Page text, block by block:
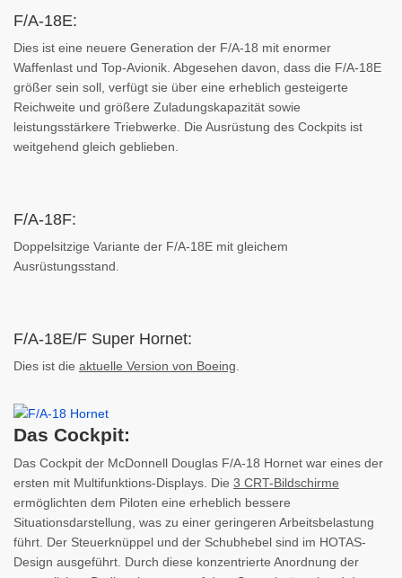
F/A-18E:
Dies ist eine neuere Generation der F/A-18 mit enormer
Waffenlast und Top-Avionik. Abgesehen davon, dass die F/A-18E
größer sein soll, verfügt sie über eine erheblich gesteigerte
Reichweite und größere Zuladungskapazität sowie
leistungsstärkere Triebwerke. Die Ausrüstung des Cockpits ist
weitgehend gleich geblieben.
F/A-18F:
Doppelsitzige Variante der F/A-18E mit gleichem
Ausrüstungsstand.
F/A-18E/F Super Hornet:
Dies ist die aktuelle Version von Boeing
Das Cockpit:
Das Cockpit der McDonnell Douglas F/A-18 Hornet war eines der
ersten mit Multifunktions-Displays. Die 3 CRT-Bildschirme
ermöglichten dem Piloten eine erheblich bessere
Situationsdarstellung, was zu einer geringeren Arbeitsbelastung
führt. Der Steuerknüppel und der Schubhebel sind im HOTAS-
Design ausgeführt. Durch diese konzentrierte Anordnung der